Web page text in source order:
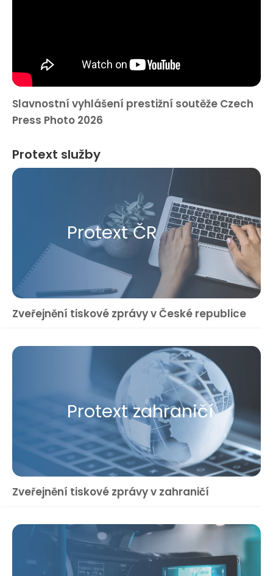
Slavnostní vyhlášení prestižní soutěže Czech
Press Photo 2026
Protext služby
Protext ČR
Zveřejnění tiskové zprávy v České republice
Protext zahraničí
Zveřejnění tiskové zprávy v zahraničí